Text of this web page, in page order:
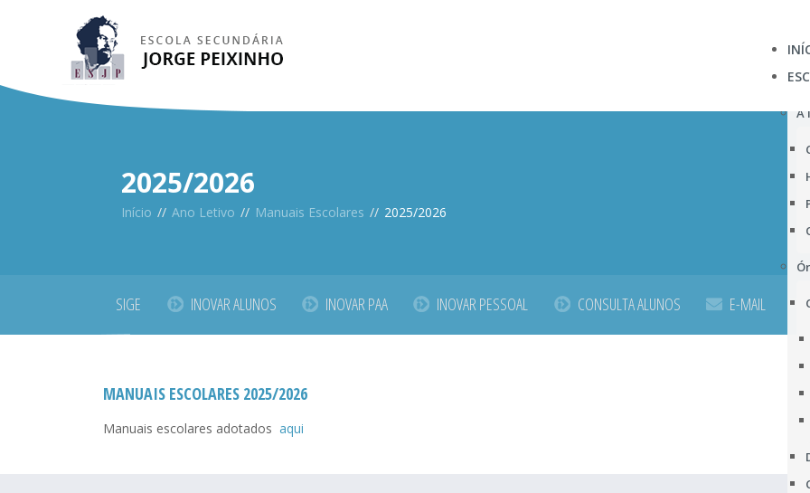
A
2025/2026
Início // Ano Letivo // Manuais Escolares // 2025/2026
SIGE INOVAR ALUNOS INOVAR PAA INOVAR PESSOAL CONSULTA ALUNOS E-MAIL
MANUAIS ESCOLARES 2025/2026
Manuais escolares adotados aqui